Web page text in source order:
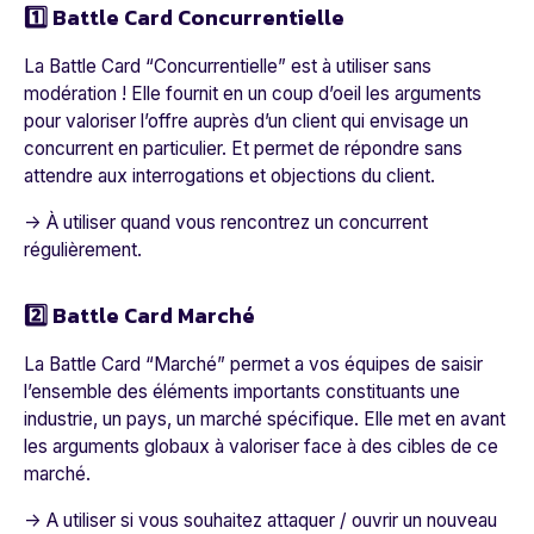
1️⃣ Battle Card Concurrentielle
La Battle Card “Concurrentielle” est à utiliser sans
modération ! Elle fournit en un coup d’oeil les arguments
pour valoriser l’offre auprès d’un client qui envisage un
concurrent en particulier. Et permet de répondre sans
attendre aux interrogations et objections du client.
→ À utiliser quand vous rencontrez un concurrent
régulièrement.
2️⃣ Battle Card Marché
La Battle Card “Marché” permet a vos équipes de saisir
l’ensemble des éléments importants constituants une
industrie, un pays, un marché spécifique. Elle met en avant
les arguments globaux à valoriser face à des cibles de ce
marché.
→ A utiliser si vous souhaitez attaquer / ouvrir un nouveau